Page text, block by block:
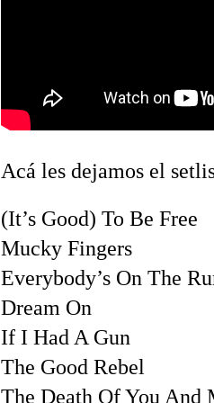
Acá les dejamos el
(It’s Good) To Be Free
Mucky Fingers
Everybody’s On The
Dream On
If I Had A Gun
The Good Rebel
The Death Of You And